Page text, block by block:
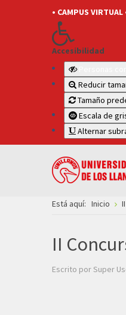
• CAMPUS VIRTUAL
Accesibilidad
Reducir
Tamaño
Escala de
Alternar
Está aquí: Inicio
II
Escrito porSuper